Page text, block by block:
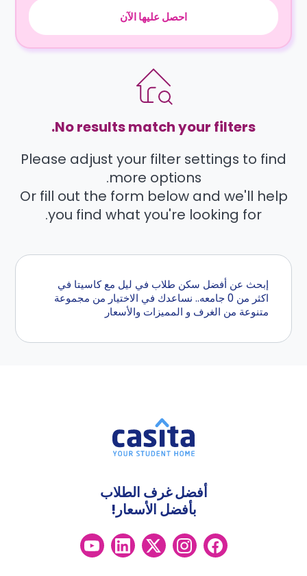
احصل عليها الآن
No results match your filters.
Please adjust your filter settings to find
more options.
Or fill out the form below and we'll help
you find what you're looking for.
إبحث عن أفضل سكن طلاب في ليل مع كاسيتا في
اكثر من 0 جامعه.. نساعدك في الاختيار من مجموعة
متنوعة من الغرف و المميزات والأسعار
أفضل غرف الطلاب
بأفضل الأسعار!